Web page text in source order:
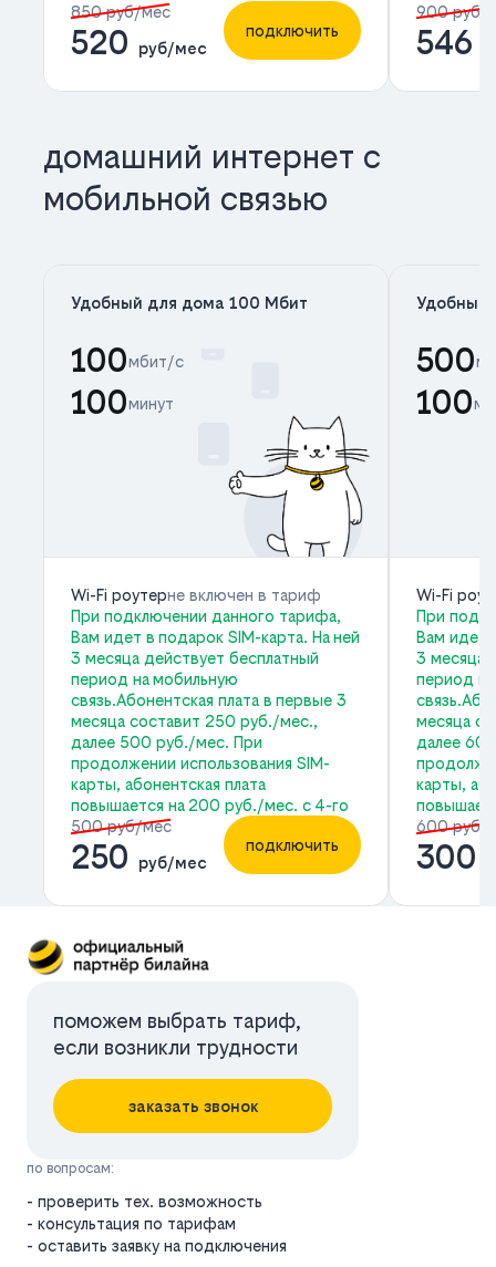
850 руб/мес
520 руб/мес
подключить
900 руб/
546
домашний интернет с
мобильной связью
Удобный для дома 100 Мбит
100мбит/с
100минут
Wi-Fi роутерне включен в тариф
При подключении данного тарифа,
Вам идет в подарок SIM-карта. На ней
3 месяца действует бесплатный
период на мобильную
связь.Абонентская плата в первые 3
месяца составит 250 руб./мес.,
далее 500 руб./мес. При
продолжении использования SIM-
карты, абонентская плата
повышается на 200 руб./мес. с 4-го
500 руб/мес
250 руб/мес
подключить
Удобный
500
100
Wi-Fi
При
Вам идет
3 месяца
период
месяца
далее
карты,
600 руб/
300
поможем выбрать тариф,
если возникли трудности
заказать звонок
по вопросам:
- проверить тех. возможность
- консультация по тарифам
- оставить заявку на подключения